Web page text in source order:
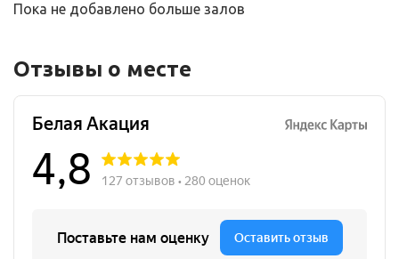
Пока не добавлено больше залов
Отзывы о месте